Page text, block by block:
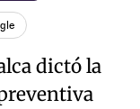
dictó la